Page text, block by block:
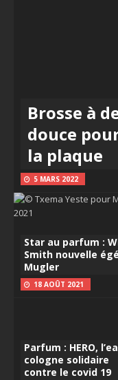
Brosse à
douce
la plaque
5 MARS 2022
Star au parfum :
Smith nouvelle
Mugler
18 AOÛT 2021
Parfum : HERO,
cologne solidaire
contre le covid 19